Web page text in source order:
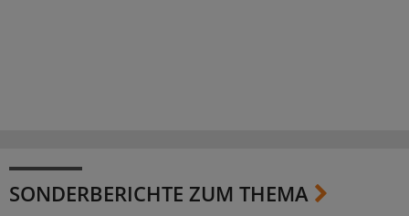
SONDERBERICHTE ZUM THEMA